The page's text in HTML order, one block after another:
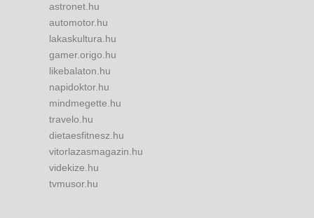
astronet.hu
automotor.hu
lakaskultura.hu
gamer.origo.hu
likebalaton.hu
napidoktor.hu
mindmegette.hu
travelo.hu
dietaesfitnesz.hu
vitorlazasmagazin.hu
videkize.hu
tvmusor.hu